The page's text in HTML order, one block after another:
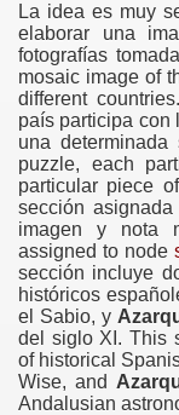
La idea es muy
elaborar una
fotografías
mosaic image of
different countries.
país participa con
una
puzzle, each
particular piece
sección
imagen y nota
assigned to node
sección incluye
históricos
el Sabio, y
del siglo XI. This
of historical
Wise, and
Andalusian
- Malta